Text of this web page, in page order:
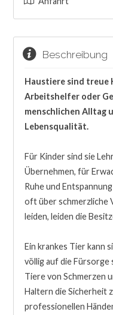
Beschreibung
Haustiere sind treue
Arbeitshelfer oder
menschlichen Alltag
Lebensqualität.
Für Kinder sind sie
Übernehmen, für
Ruhe und
oft über schmerzliche
leiden, leiden die
Ein krankes Tier kann
völlig auf die Fürsorge
Tiere von Schmerzen
Haltern die Sicherheit
professionellen